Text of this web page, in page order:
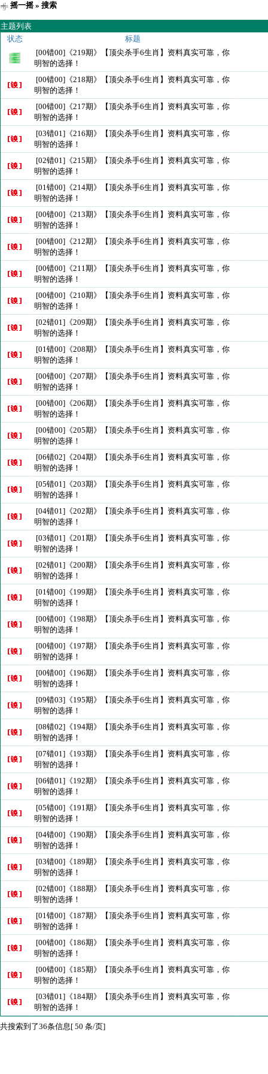
摇一摇» 搜索
主题列表
状态
标题
[00错00]《219期》【顶尖杀手6生肖】资料真实可靠，你
明智的选择！
[00错00]《218期》【顶尖杀手6生肖】资料真实可靠，你
明智的选择！
[00错00]《217期》【顶尖杀手6生肖】资料真实可靠，你
明智的选择！
[03错01]《216期》【顶尖杀手6生肖】资料真实可靠，你
明智的选择！
[02错01]《215期》【顶尖杀手6生肖】资料真实可靠，你
明智的选择！
[01错00]《214期》【顶尖杀手6生肖】资料真实可靠，你
明智的选择！
[00错00]《213期》【顶尖杀手6生肖】资料真实可靠，你
明智的选择！
[00错00]《212期》【顶尖杀手6生肖】资料真实可靠，你
明智的选择！
[00错00]《211期》【顶尖杀手6生肖】资料真实可靠，你
明智的选择！
[00错00]《210期》【顶尖杀手6生肖】资料真实可靠，你
明智的选择！
[02错01]《209期》【顶尖杀手6生肖】资料真实可靠，你
明智的选择！
[01错00]《208期》【顶尖杀手6生肖】资料真实可靠，你
明智的选择！
[00错00]《207期》【顶尖杀手6生肖】资料真实可靠，你
明智的选择！
[00错00]《206期》【顶尖杀手6生肖】资料真实可靠，你
明智的选择！
[00错00]《205期》【顶尖杀手6生肖】资料真实可靠，你
明智的选择！
[06错02]《204期》【顶尖杀手6生肖】资料真实可靠，你
明智的选择！
[05错01]《203期》【顶尖杀手6生肖】资料真实可靠，你
明智的选择！
[04错01]《202期》【顶尖杀手6生肖】资料真实可靠，你
明智的选择！
[03错01]《201期》【顶尖杀手6生肖】资料真实可靠，你
明智的选择！
[02错01]《200期》【顶尖杀手6生肖】资料真实可靠，你
明智的选择！
[01错00]《199期》【顶尖杀手6生肖】资料真实可靠，你
明智的选择！
[00错00]《198期》【顶尖杀手6生肖】资料真实可靠，你
明智的选择！
[00错00]《197期》【顶尖杀手6生肖】资料真实可靠，你
明智的选择！
[00错00]《196期》【顶尖杀手6生肖】资料真实可靠，你
明智的选择！
[09错03]《195期》【顶尖杀手6生肖】资料真实可靠，你
明智的选择！
[08错02]《194期》【顶尖杀手6生肖】资料真实可靠，你
明智的选择！
[07错01]《193期》【顶尖杀手6生肖】资料真实可靠，你
明智的选择！
[06错01]《192期》【顶尖杀手6生肖】资料真实可靠，你
明智的选择！
[05错00]《191期》【顶尖杀手6生肖】资料真实可靠，你
明智的选择！
[04错00]《190期》【顶尖杀手6生肖】资料真实可靠，你
明智的选择！
[03错00]《189期》【顶尖杀手6生肖】资料真实可靠，你
明智的选择！
[02错00]《188期》【顶尖杀手6生肖】资料真实可靠，你
明智的选择！
[01错00]《187期》【顶尖杀手6生肖】资料真实可靠，你
明智的选择！
[00错00]《186期》【顶尖杀手6生肖】资料真实可靠，你
明智的选择！
[00错00]《185期》【顶尖杀手6生肖】资料真实可靠，你
明智的选择！
[03错01]《184期》【顶尖杀手6生肖】资料真实可靠，你
明智的选择！
共搜索到了36条信息[ 50 条/页]